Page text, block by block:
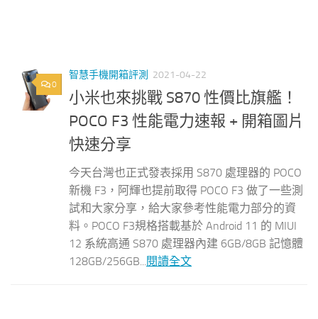
0
智慧手機開箱評測 2021-04-22
小米也來挑戰 S870 性價比旗艦！
POCO F3 性能電力速報 + 開箱圖片
快速分享
今天台灣也正式發表採用 S870 處理器的 POCO
新機 F3，阿輝也提前取得 POCO F3 做了一些測
試和大家分享，給大家參考性能電力部分的資
料。POCO F3規格搭載基於 Android 11 的 MIUI
12 系統高通 S870 處理器內建 6GB/8GB 記憶體
128GB/256GB...閱讀全文